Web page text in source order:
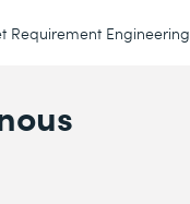
Requirement Engineering